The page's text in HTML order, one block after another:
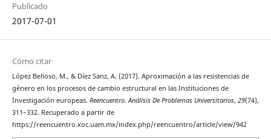
Publicado
2017-07-01
Cómo citar
López Belloso, M., & Díez Sanz, A. (2017). Aproximación a las resistencias de
género en los procesos de cambio estructural en las Instituciones de
Investigación europeas. Reencuentro. Análisis De Problemas Universitarios, 29(74),
311–332. Recuperado a partir de
https://reencuentro.xoc.uam.mx/index.php/reencuentro/article/view/942